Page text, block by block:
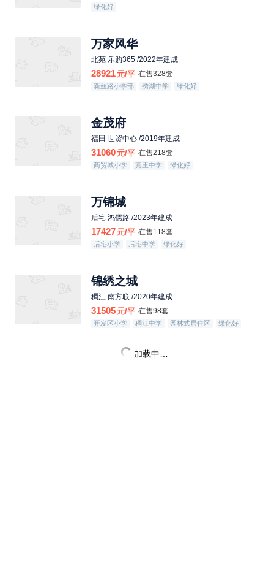
绿化好
万家风华
北苑 乐购365 /2022年建成
28921元/平 在售328套
新丝路小学部 绣湖中学 绿化好
金茂府
福田 世贸中心 /2019年建成
31060元/平 在售218套
商贸城小学 宾王中学 绿化好
万锦城
后宅 鸿儒路 /2023年建成
17427元/平 在售118套
后宅小学 后宅中学 绿化好
锦绣之城
稠江 南方联 /2020年建成
31505元/平 在售98套
开发区小学 稠江中学 园林式居住区 绿化好
加载中…